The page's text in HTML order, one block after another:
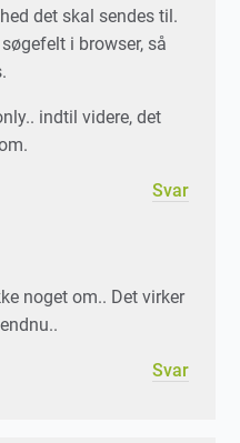
det skal sendes til.
i browser, så
indtil videre, det
Svar
noget om.. Det virker
Svar